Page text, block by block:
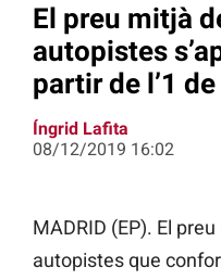
El preu mitjà
autopistes
partir de l’1
Íngrid Lafita
08/12/2019 16:02
MADRID (EP). El
autopistes que